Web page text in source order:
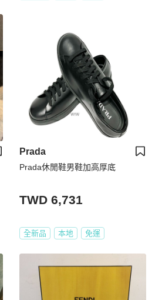
Prada
Prada休閒鞋男鞋加高厚底
TWD 6,731
全新品 本地 免運